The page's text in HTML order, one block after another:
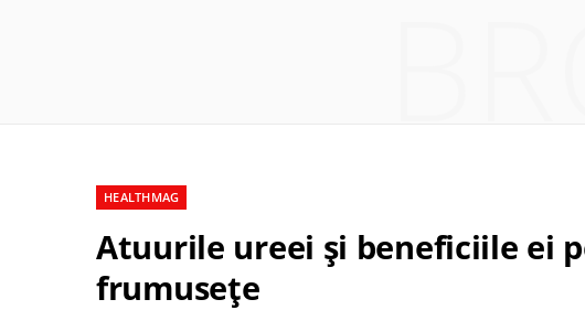
HEALTHMAG
Atuurile ureei și beneficiile ei
frumusețe